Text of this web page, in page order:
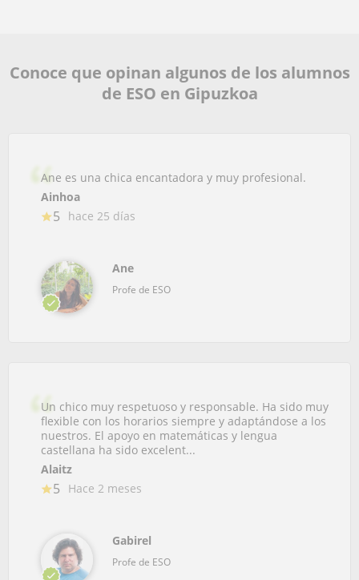
Conoce que opinan algunos de los alumnos
de ESO en Gipuzkoa
Ane es una chica encantadora y muy profesional.
Ainhoa
5 hace 25 días
Ane
Profe de ESO
Un chico muy respetuoso y responsable. Ha sido muy
flexible con los horarios siempre y adaptándose a los
nuestros. El apoyo en matemáticas y lengua
castellana ha sido excelent...
Alaitz
5 Hace 2 meses
Gabirel
Profe de ESO